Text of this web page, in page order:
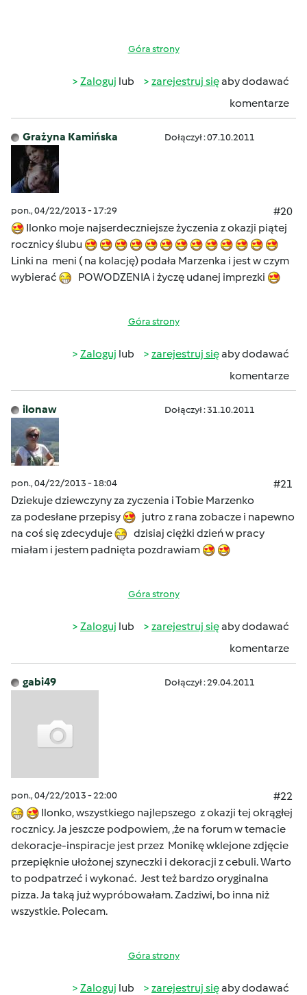
Góra strony
Zaloguj lub zarejestruj sięaby dodawać
komentarze
Grażyna Kamińska Dołączył : 07.10.2011
pon., 04/22/2013 - 17:29
#20
Ilonko moje najserdeczniejsze życzenia z okazji piątej
rocznicy ślubu
Linki na meni ( na kolację) podała Marzenka i jest w czym
wybierać
POWODZENIA i życzę udanej imprezki
Góra strony
Zaloguj lub zarejestruj sięaby dodawać
komentarze
ilonaw Dołączył : 31.10.2011
pon., 04/22/2013 - 18:04
#21
Dziekuje dziewczyny za zyczenia i Tobie Marzenko
za podesłane przepisy
jutro z rana zobacze i napewno
na coś się zdecyduje
dzisiaj ciężki dzień w pracy
miałam i jestem padnięta pozdrawiam
Góra strony
Zaloguj lub zarejestruj sięaby dodawać
komentarze
gabi49 Dołączył : 29.04.2011
pon., 04/22/2013 - 22:00
#22
Ilonko, wszystkiego najlepszego z okazji tej okrągłej
rocznicy. Ja jeszcze podpowiem, ,że na forum w temacie
dekoracje-inspiracje jest przez Monikę wklejone zdjęcie
przepięknie ułożonej szyneczki i dekoracji z cebuli. Warto
to podpatrzeć i wykonać. Jest też bardzo oryginalna
pizza. Ja taką już wypróbowałam. Zadziwi, bo inna niż
wszystkie. Polecam.
Góra strony
Zaloguj lub zarejestruj sięaby dodawać